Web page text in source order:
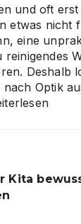
und oft
etwas nicht
eine
Deshalb
Optik
Kita